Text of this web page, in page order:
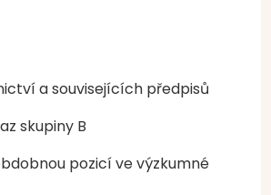
a souvisejících předpisů
skupiny B
pozicí ve výzkumné